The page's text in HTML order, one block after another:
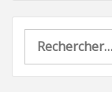
Rechercher :